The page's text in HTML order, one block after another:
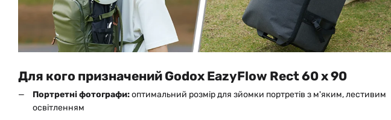
Для кого призначений Godox EazyFlow Rect 60 x 90
Портретні фотографи:оптимальний розмір для зйомки портретів з м'яким, лестивим
освітленням